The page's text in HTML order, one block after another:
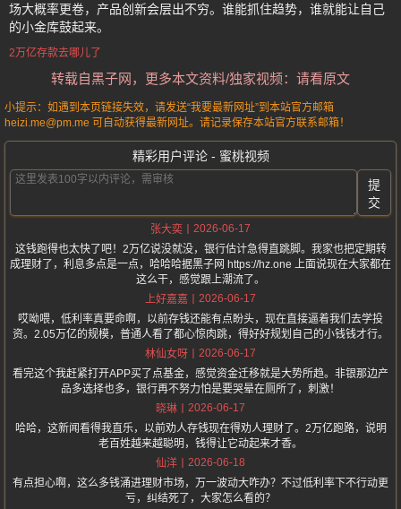
场大概率更卷，产品创新会层出不穷。谁能抓住趋势，谁就能让自己
的小金库鼓起来。
2万亿存款去哪儿了
转载自黑子网，更多本文资料/独家视频：请看原文
小提示：如遇到本页链接失效，请发送“我要最新网址”到本站官方邮箱
heizi.me@pm.me 可自动获得最新网址。请记录保存本站官方联系邮箱！
精彩用户评论 - 蜜桃视频
提
交
张大奕
2026-06-17
这钱跑得也太快了吧！2万亿说没就没，银行估计急得直跳脚。我家也把定期转
成理财了，利息多点是一点，哈哈哈据黑子网 https://hz.one 上面说现在大家都在
这么干，感觉跟上潮流了。
上好嘉嘉
2026-06-17
哎呦喂，低利率真要命啊，以前存钱还能有点盼头，现在直接逼着我们去学投
资。2.05万亿的规模，普通人看了都心惊肉跳，得好好规划自己的小钱钱才行。
林仙女呀
2026-06-17
看完这个我赶紧打开APP买了点基金，感觉资金迁移就是大势所趋。非银那边产
品多选择也多，银行再不努力怕是要哭晕在厕所了，刺激！
晓琳
2026-06-17
哈哈，这新闻看得我直乐，以前劝人存钱现在得劝人理财了。2万亿跑路，说明
老百姓越来越聪明，钱得让它动起来才香。
仙洋
2026-06-18
有点担心啊，这么多钱涌进理财市场，万一波动大咋办？不过低利率下不行动更
亏，纠结死了，大家怎么看的？